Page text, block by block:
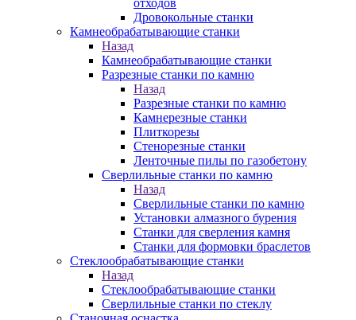
отходов
Дровокольные станки
Камнеобрабатывающие станки
Назад
Камнеобрабатывающие станки
Разрезные станки по камню
Назад
Разрезные станки по камню
Камнерезные станки
Плиткорезы
Стенорезные станки
Ленточные пилы по газобетону
Сверлильные станки по камню
Назад
Сверлильные станки по камню
Установки алмазного бурения
Станки для сверления камня
Станки для формовки браслетов
Стеклообрабатывающие станки
Назад
Стеклообрабатывающие станки
Сверлильные станки по стеклу